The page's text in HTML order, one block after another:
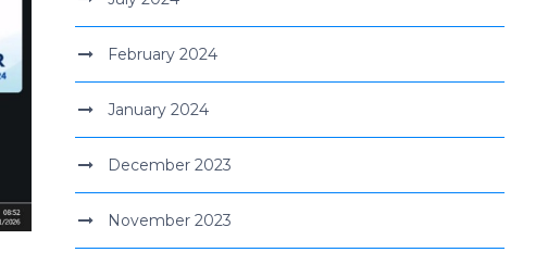
February 2024
January 2024
December 2023
November 2023